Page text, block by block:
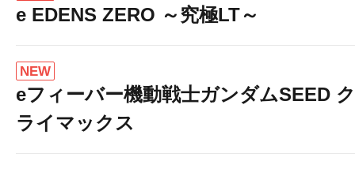
e EDENS ZERO ～究極LT～
NEW
eフィーバー機動戦士ガンダムSEED ク
ライマックス